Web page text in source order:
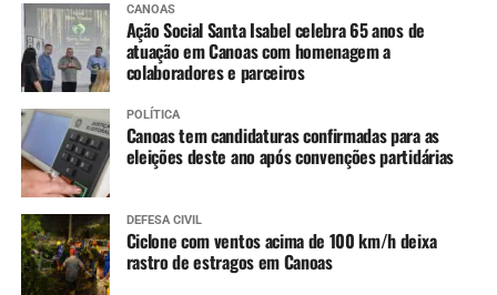
Dengue (2 doses, com intervalo de 3 meses entre
as doses)
Meningo ACWY (dose única)
CANOAS
Ação Social Santa Isabel celebra 65 anos de
atuação em Canoas com homenagem a
colaboradores e parceiros
POLÍTICA
Canoas tem candidaturas confirmadas para as
eleições deste ano após convenções partidárias
DEFESA CIVIL
Ciclone com ventos acima de 100 km/h deixa
rastro de estragos em Canoas